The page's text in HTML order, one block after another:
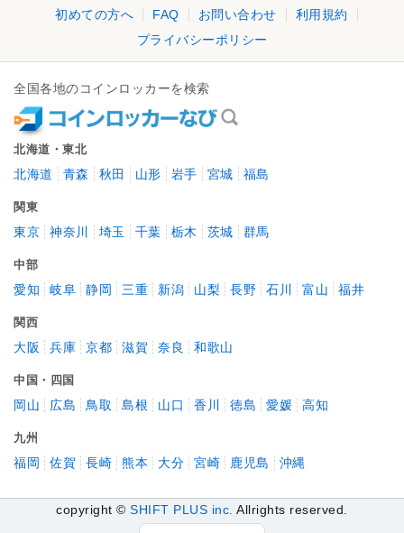
初めての方へ FAQ お問い合わせ
利用規約
プライバシーポリシー
全国各地のコインロッカーを検索
北海道・東北
北海道 青森 秋田 山形 岩手 宮城 福島
関東
東京 神奈川 埼玉 千葉 栃木 茨城 群馬
中部
愛知 岐阜 静岡 三重 新潟 山梨 長野 石川 富山 福井
関西
大阪 兵庫 京都 滋賀 奈良 和歌山
中国・四国
岡山 広島 鳥取 島根 山口 香川 徳島 愛媛 高知
九州
福岡 佐賀 長崎 熊本 大分 宮崎 鹿児島 沖縄
copyright ©SHIFT PLUS inc. Allrights reserved.